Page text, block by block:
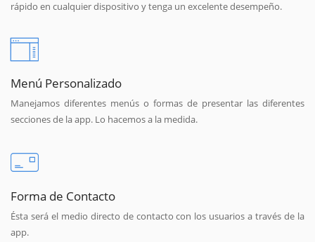
rápido en cualquier dispositivo y tenga un excelente desempeño.
Menú Personalizado
Manejamos diferentes menús o formas de presentar las diferentes
secciones de la app. Lo hacemos a la medida.
Forma de Contacto
Ésta será el medio directo de contacto con los usuarios a través de la
app.